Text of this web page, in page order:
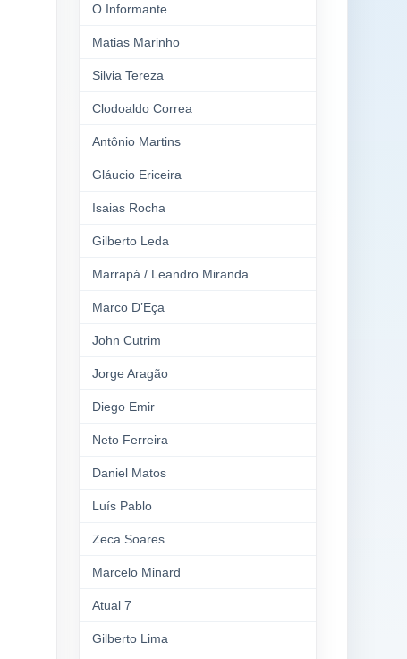
O Informante
Matias Marinho
Silvia Tereza
Clodoaldo Correa
Antônio Martins
Gláucio Ericeira
Isaias Rocha
Gilberto Leda
Marrapá / Leandro Miranda
Marco D’Eça
John Cutrim
Jorge Aragão
Diego Emir
Neto Ferreira
Daniel Matos
Luís Pablo
Zeca Soares
Marcelo Minard
Atual 7
Gilberto Lima